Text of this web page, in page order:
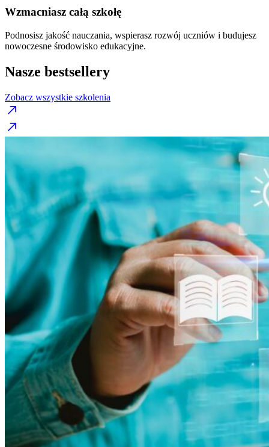
Wzmacniasz całą szkołę
Podnosisz jakość nauczania, wspierasz rozwój uczniów i budujesz
nowoczesne środowisko edukacyjne.
Nasze bestsellery
Zobacz wszystkie szkolenia